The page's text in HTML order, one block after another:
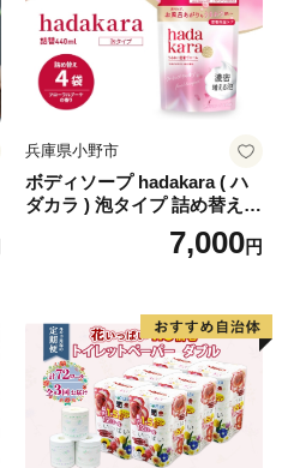
ペーパー ダブル といれっと
ぺーぱー トイレ クレシア ト
イレットペーパー [BDBH002
-1]
兵庫県小野市
ボディソープ hadakara ( ハ
ダカラ ) 泡タイプ 詰め替え 4
40ml×4袋 ボディーソープ 泡
ボディソープ 泡 日用品 消耗
泡石鹸 石鹸 兵庫 兵庫県 小野
7,000円